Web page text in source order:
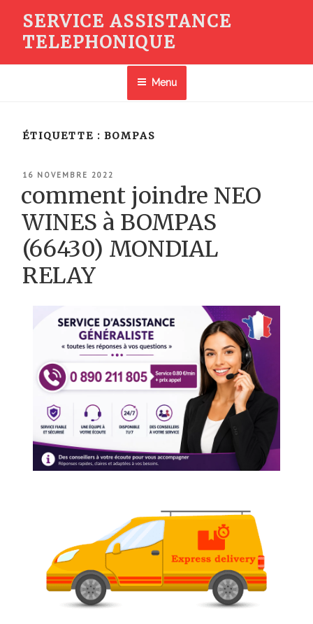
contenu
SERVICE ASSISTANCE
TELEPHONIQUE
Menu
ÉTIQUETTE : BOMPAS
PUBLIÉ
16 NOVEMBRE 2022
comment joindre NEO
WINES à BOMPAS
(66430) MONDIAL
RELAY